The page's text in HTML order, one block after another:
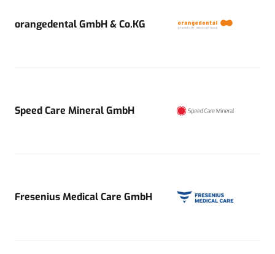
orangedental GmbH & Co.KG
Speed Care Mineral GmbH
Fresenius Medical Care GmbH